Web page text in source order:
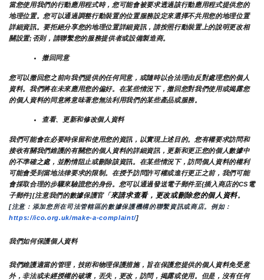
當您使用我們的行動應用程式時，您可能會被要求透過該行動應用程式提供您的
地理位置。您可以通過調整行動裝置的位置服務設定來選擇不共用您的地理位置
詳細資訊。要拒絕分享您的地理位置詳細資訊，請按照行動裝置上的說明更改相
關設置;否則，請聯繫您的服務提供者或設備製造商。
撤回同意
您可以撤回您之前向我們提供的任何同意，或隨時以合法理由反對處理您的個人
資料。我們將在未來應用您的偏好。在某些情況下，撤回您對我們使用或揭露您
的個人資料的同意將意味著您無法利用我們的某些產品或服務。
查看、更新和修改個人資料
我們可能會在必要時保留和使用您的資訊，以實現上述目的。您有權要求訪問和
接收有關我們維護的有關您的個人資料的詳細資訊，更新和更正您的個人數據中
的不準確之處，並酌情阻止或刪除該資訊。在某些情況下，訪問個人資料的權利
可能會受到當地法律要求的限制。在授予訪問許可權或進行更正之前，我們可能
會採取合理的步驟來驗證您的身份。您可以通過發送電子郵件至{插入商店的CS電
子郵件][注意我們的數據保護官「來請求查看，更改或刪除您的個人資料。
[注意：添加您所在司法管轄區的數據保護機構的聯繫資訊或商店。例如：
https://ico.org.uk/make-a-complaint/]
我們如何保護個人資料
我們維護適當的管理，技術和物理保護措施，旨在保護您提供的個人資料免受意
外，非法或未經授權的破壞，丟失，更改，訪問，揭露或使用。但是，沒有任何